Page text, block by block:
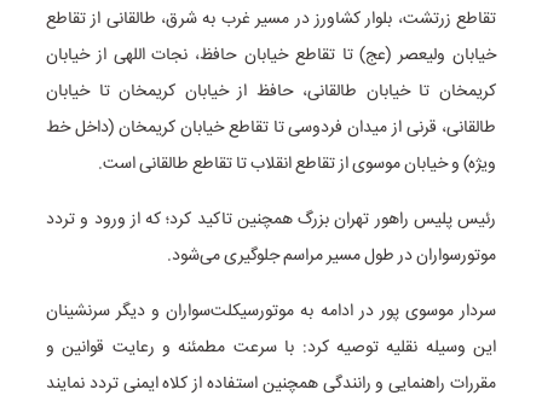
تقاطع زرتشت، بلوار کشاورز در مسیر غرب به شرق، طالقانی از تقاطع
خیابان ولیعصر (عج) تا تقاطع خیابان حافظ، نجات اللهی از خیابان
کریمخانتا خیابان طالقانی، حافظ از خیابان کریمخانتا خیابان
طالقانی، قرنی از میدان فردوسی تا تقاطع خیابان کریمخان (داخل خط
ویژه) و خیابان موسوی از تقاطع انقلاب تا تقاطع طالقانی است.
رئیس پلیس راهور تهران بزرگ همچنین تاکید کرد؛ که از ورود و تردد
موتورسواران در طول مسیر مراسم جلوگیری می‌شود.
سردار موسوی پور در ادامه به موتورسیکلت‌سواران و دیگر سرنشینان
این وسیله نقلیه توصیه کرد: با سرعت مطمئنه و رعایت قوانین و
مقررات راهنمایی و رانندگی همچنین استفاده از کلاه ایمنی تردد نمایند